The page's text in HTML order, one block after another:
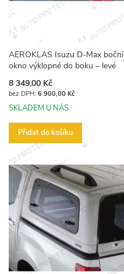
AEROKLAS Isuzu D-Max boční
okno výklopné do boku – levé
8 349,00 Kč
6 900,00 Kč
SKLADEM U NÁS
Přidat do košíku